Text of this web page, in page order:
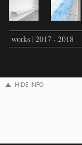
works | 2017 - 2018
HIDE INFO